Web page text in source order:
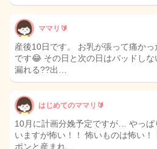
ママリ🔰
産後10日です。 お乳が張って痛か
です😂 その日と次の日はパッドし
漏れる??出…
はじめてのママリ🔰
10月に計画分娩予定ですが… やっぱ
いますが怖い！！ 怖いものは怖い！
ポンと産まれ…